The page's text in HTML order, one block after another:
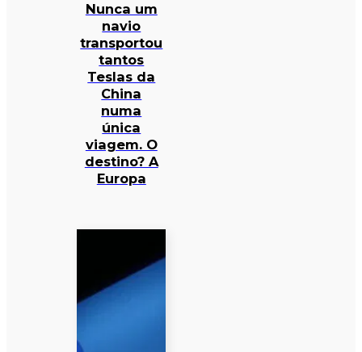
Nunca um
navio
transportou
tantos
Teslas da
China
numa
única
viagem. O
destino? A
Europa